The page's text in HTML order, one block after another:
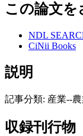
この論文を
NDL
CiNii Books
説明
記事分類: 産業--
収録刊行物